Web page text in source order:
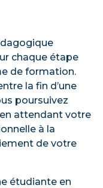
chaque étape
de formation.
la fin d’une
poursuivez
attendant votre
à la
de votre
étudiante en